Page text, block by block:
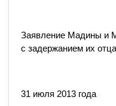
Заявление Мадины и
с задержанием их
31 июля 2013 года